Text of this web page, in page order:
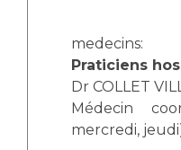
Transports sanitaires
Vos droits, vos devoirs
Écoles et
medecins:
Praticiens
Dr COLLET
Médecin
mercredi,